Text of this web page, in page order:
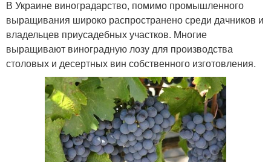
В Украине виноградарство, помимо промышленного
выращивания широко распространено среди дачников и
владельцев приусадебных участков. Многие
выращивают виноградную лозу для производства
столовых и десертных вин собственного изготовления.